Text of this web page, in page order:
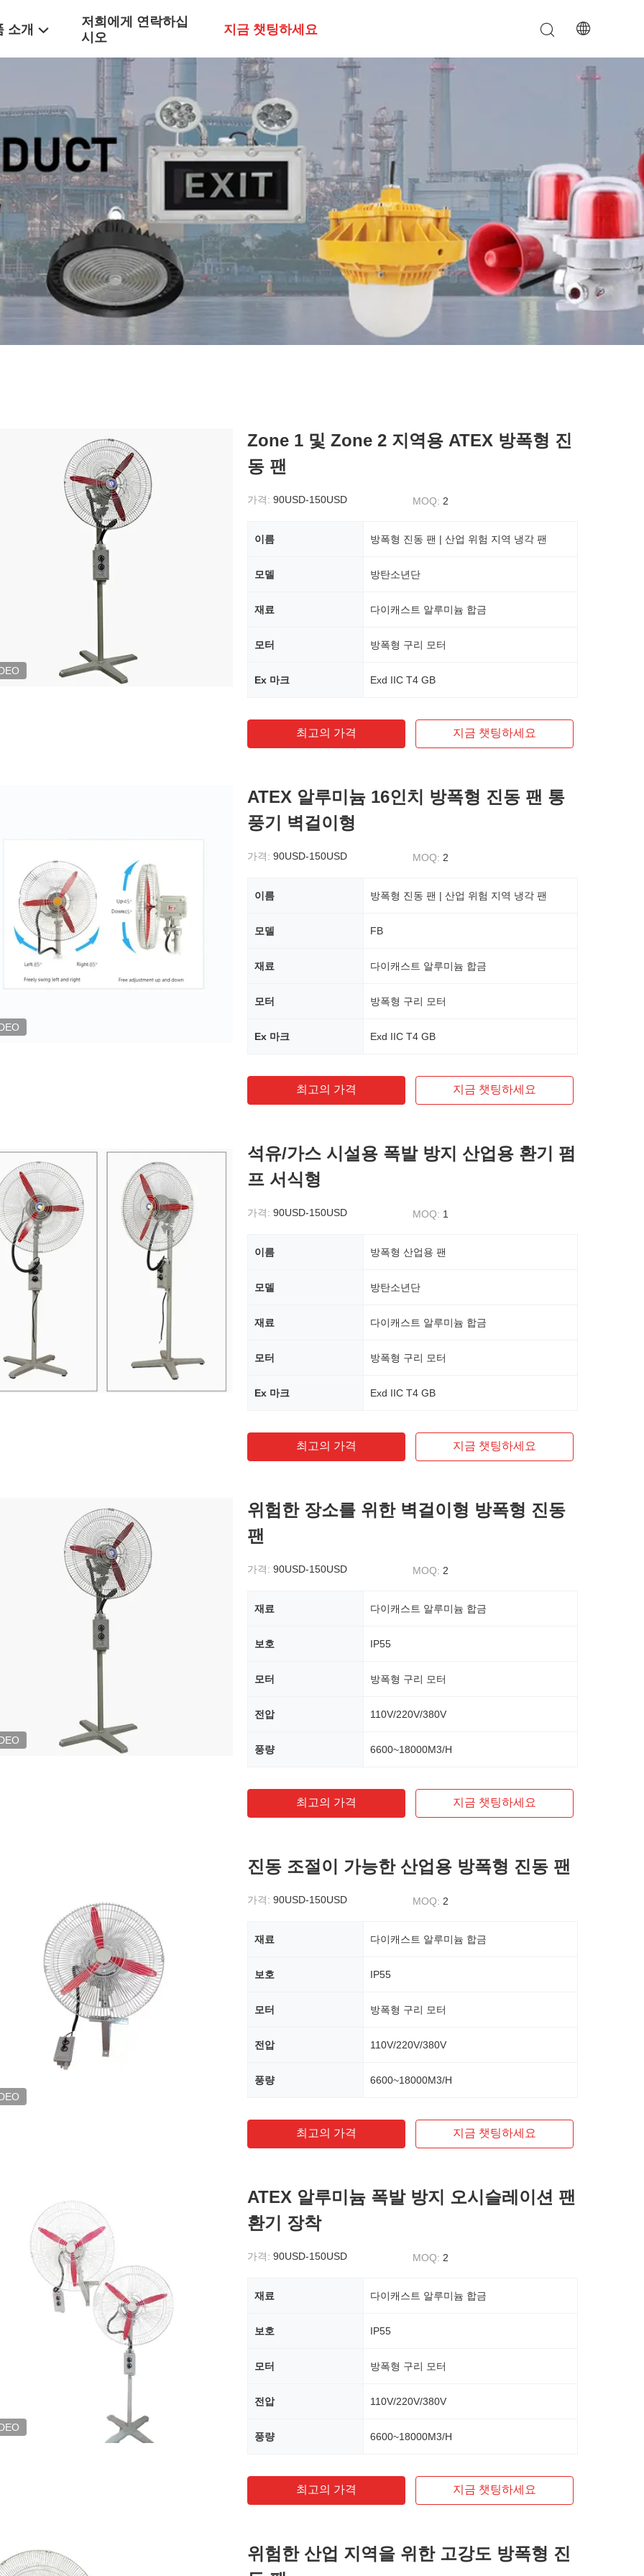
소개
저희에게 연락하십
시오
지금 챗팅하세요
Zone 1 및 Zone 2 지역용 ATEX 방폭형 진
동 팬
가격: 90USD-150USD MOQ: 2
이름 방폭형 진동 팬 | 산업 위험 지역 냉각 팬
모델 방탄소년단
재료 다이캐스트 알루미늄 합금
모터 방폭형 구리 모터
Ex 마크 Exd IIC T4 GB
최고의 가격 지금 챗팅하세요
ATEX 알루미늄 16인치 방폭형 진동 팬 통
풍기 벽걸이형
가격: 90USD-150USD MOQ: 2
이름 방폭형 진동 팬 | 산업 위험 지역 냉각 팬
모델 FB
재료 다이캐스트 알루미늄 합금
모터 방폭형 구리 모터
Ex 마크 Exd IIC T4 GB
최고의 가격 지금 챗팅하세요
석유/가스 시설용 폭발 방지 산업용 환기 펌
프 서식형
가격: 90USD-150USD MOQ: 1
이름 방폭형 산업용 팬
모델 방탄소년단
재료 다이캐스트 알루미늄 합금
모터 방폭형 구리 모터
Ex 마크 Exd IIC T4 GB
최고의 가격 지금 챗팅하세요
위험한 장소를 위한 벽걸이형 방폭형 진동
팬
가격: 90USD-150USD MOQ: 2
재료 다이캐스트 알루미늄 합금
보호 IP55
모터 방폭형 구리 모터
전압 110V/220V/380V
풍량 6600~18000M3/H
최고의 가격 지금 챗팅하세요
진동 조절이 가능한 산업용 방폭형 진동 팬
가격: 90USD-150USD MOQ: 2
재료 다이캐스트 알루미늄 합금
보호 IP55
모터 방폭형 구리 모터
전압 110V/220V/380V
풍량 6600~18000M3/H
최고의 가격 지금 챗팅하세요
ATEX 알루미늄 폭발 방지 오시슬레이션 팬
환기 장착
가격: 90USD-150USD MOQ: 2
재료 다이캐스트 알루미늄 합금
보호 IP55
모터 방폭형 구리 모터
전압 110V/220V/380V
풍량 6600~18000M3/H
최고의 가격 지금 챗팅하세요
위험한 산업 지역을 위한 고강도 방폭형 진